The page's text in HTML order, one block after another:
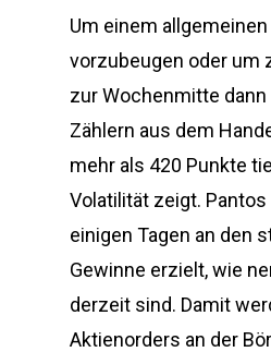
Um einem allgemeinen
vorzubeugen oder um
zur Wochenmitte dann
Zählern aus dem
mehr als 420 Punkte
Volatilität zeigt.
einigen Tagen an den
Gewinne erzielt, wie
derzeit sind. Damit
Aktienorders an der